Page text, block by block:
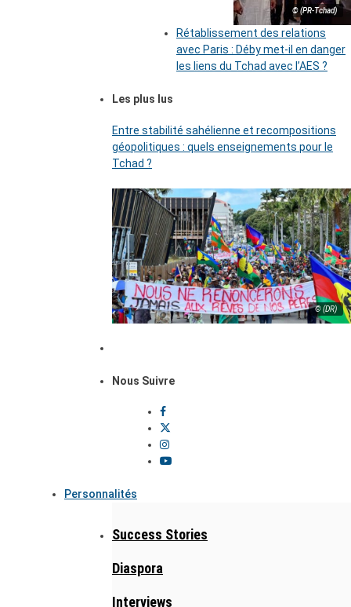
© (PR-Tchad)
Rétablissement des relations
avec Paris : Déby met-il en danger
les liens du Tchad avec l’AES ?
Les plus lus
Entre stabilité sahélienne et recompositions
géopolitiques : quels enseignements pour le
Tchad ?
© (DR)
Nous Suivre
Personnalités
Success Stories
Diaspora
Interviews